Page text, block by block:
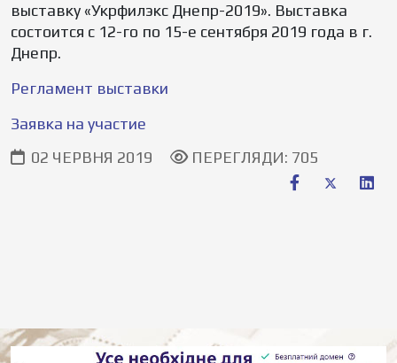
выставку «Укрфилэкс Днепр-2019». Выставка
состоится с 12-го по 15-е сентября 2019 года в г.
Днепр.
Регламент выставки
Заявка на участие
02 ЧЕРВНЯ 2019
ПЕРЕГЛЯДИ: 705